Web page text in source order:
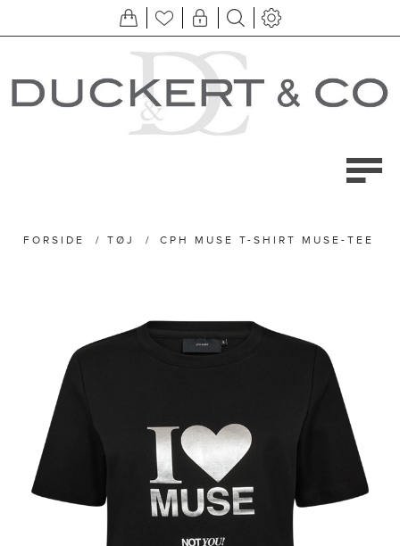
FORSIDE / TØJ / CPH MUSE T-SHIRT MUSE-TEE